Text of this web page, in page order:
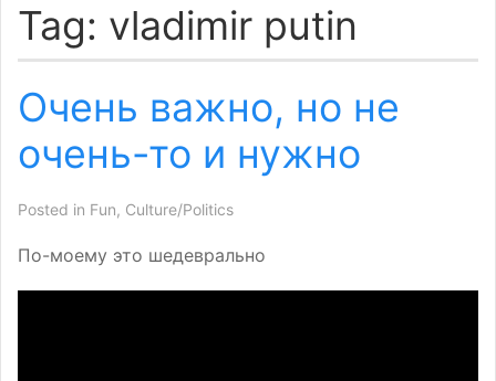
Tag: vladimir putin
Очень важно, но не
очень-то и нужно
Posted in Fun, Culture/Politics
По-моему это шедеврально